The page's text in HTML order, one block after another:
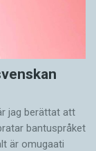
jag berättat att
bantuspråket
är omugaati